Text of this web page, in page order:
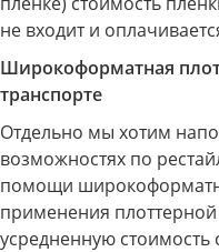
не входит и
Широкоформатная
транспорте
Отдельно мы хотим
возможностях по
помощи
применения
усредненную